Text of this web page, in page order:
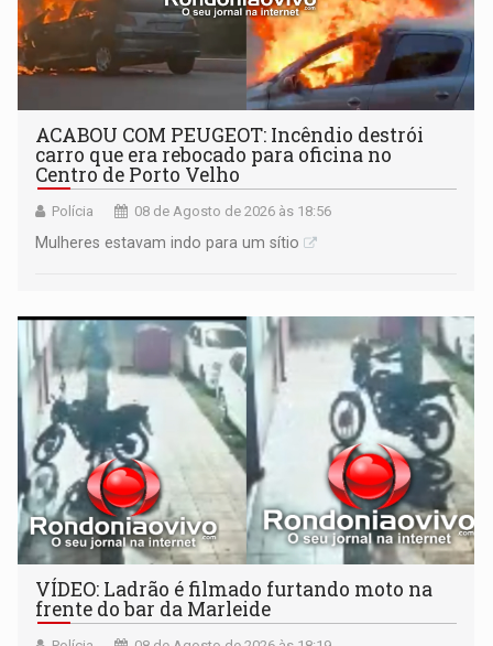
ACABOU COM PEUGEOT: Incêndio destrói
carro que era rebocado para oficina no
Centro de Porto Velho
Polícia 08 de Agosto de 2026 às 18:56
Mulheres estavam indo para um sítio
VÍDEO: Ladrão é filmado furtando moto na
frente do bar da Marleide